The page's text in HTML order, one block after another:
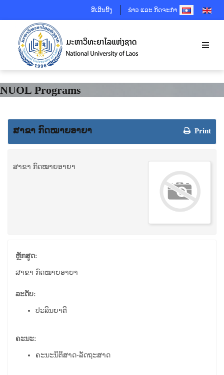
ອີເລີນນີ້ງ ຂ່າວ ແລະ ກິດຈະກຳSELECT YOUR
NUOL Programs
Print
ສາຂາ ກົດໝາຍອາຍາ
ສາຂາ ກົດໝາຍອາຍາ
ຫຼັກສູດ:
ສາຂາ ກົດໝາຍອາຍາ
ລະດັບ:
ປະລິນຍາຕີ
ຄະນະ:
ຄະນະນິຕິສາດ-ລັດຖະສາດ